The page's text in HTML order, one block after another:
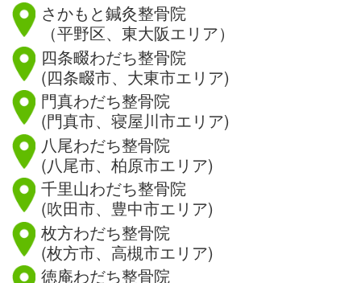
さかもと鍼灸整骨院
（平野区、東大阪エリア）
四条畷わだち整骨院
(四条畷市、大東市エリア)
門真わだち整骨院
(門真市、寝屋川市エリア)
八尾わだち整骨院
(八尾市、柏原市エリア)
千里山わだち整骨院
(吹田市、豊中市エリア)
枚方わだち整骨院
(枚方市、高槻市エリア)
徳庵わだち整骨院